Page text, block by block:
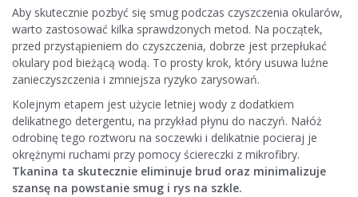
Aby skutecznie pozbyć się smug podczas czyszczenia okularów,
warto zastosować kilka sprawdzonych metod. Na początek,
przed przystąpieniem do czyszczenia, dobrze jest przepłukać
okulary pod bieżącą wodą. To prosty krok, który usuwa luźne
zanieczyszczenia i zmniejsza ryzyko zarysowań.
Kolejnym etapem jest użycie letniej wody z dodatkiem
delikatnego detergentu, na przykład płynu do naczyń. Nałóż
odrobinę tego roztworu na soczewki i delikatnie pocieraj je
okrężnymi ruchami przy pomocy ściereczki z mikrofibry.
Tkanina ta skutecznie eliminuje brud oraz minimalizuje
szansę na powstanie smug i rys na szkle.